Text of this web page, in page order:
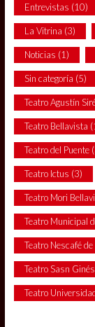
Entrevistas (10)
La Vitrina (3)
Noticias (1)
Sin categoría (5)
Teatro Agustín
Teatro Bellavista
Teatro del Puente
Teatro Ictus (3)
Teatro Mori
Teatro Municipal
Teatro Nescafé
Teatro Sasn Ginés
Teatro